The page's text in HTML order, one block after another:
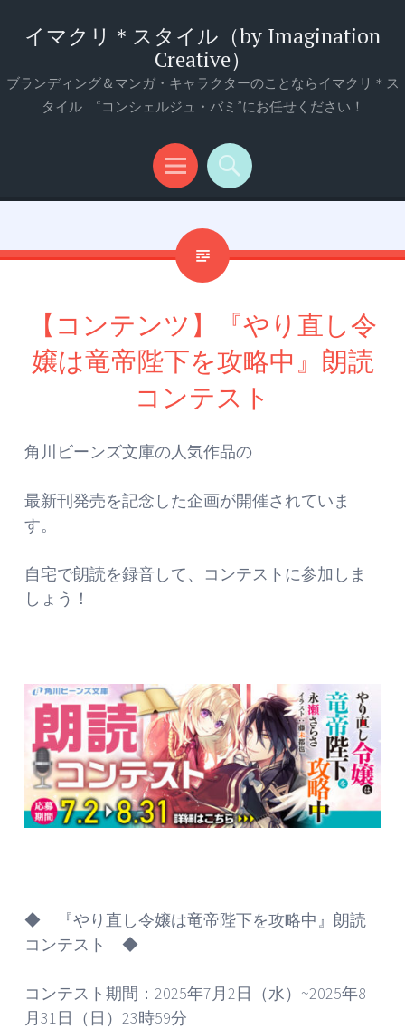
イマクリ＊スタイル（by Imagination
Creative）
ブランディング＆マンガ・キャラクターのことならイマクリ＊ス
タイル “コンシェルジュ・バミ”にお任せください！
メ
ュ
検
【コンテンツ】『やり直し令
嬢は竜帝陛下を攻略中』朗読
コンテスト
角川ビーンズ文庫の人気作品の
最新刊発売を記念した企画が開催されていま
す。
自宅で朗読を録音して、コンテストに参加しま
しょう！
◆ 『やり直し令嬢は竜帝陛下を攻略中』朗読
コンテスト ◆
コンテスト期間：2025年7月2日（水）~2025年8
月31日（日）23時59分